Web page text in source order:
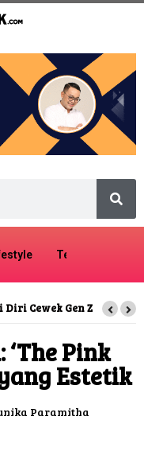
Tech
Cewek Gen Z
‘The Pink
Estetik
Paramitha